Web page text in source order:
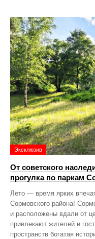
Эксклюзив
От советского
прогулка по паркам
Лето — время ярких
Сормовского района!
и расположены вдали от
привлекают жителей и
пространств богатая